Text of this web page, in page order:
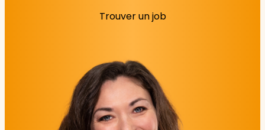
Trouver un job